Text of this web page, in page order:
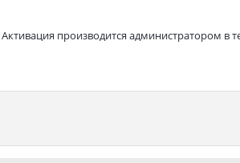
производится администратором в